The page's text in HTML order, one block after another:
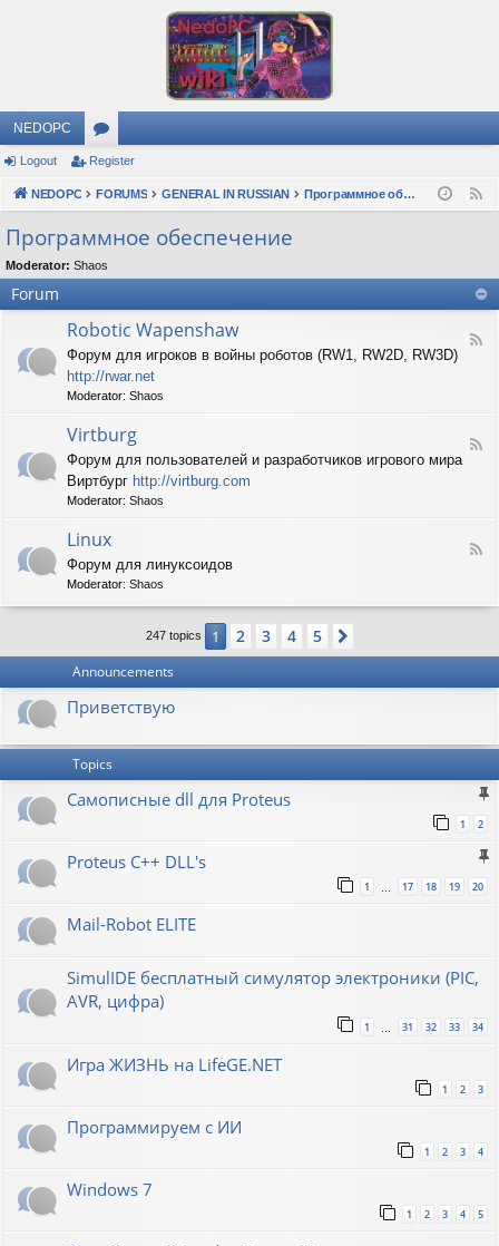
NEDOPC
or
u
s
Logout Register
NEDOPC FORUMS GENERAL IN RUSSIAN Программное обеспечение
Программное обеспечение
Moderator: Shaos
Forum
F
o
i
W
e
h
Robotic Wapenshaw
Форум для игроков в войны роботов (RW1, RW2D, RW3D)
http://rwar.net
Moderator: Shaos
F
b
g
Virtburg
Форум для пользователей и разработчиков игрового мира
Виртбург http://virtburg.com
Moderator: Shaos
F
i
u
Linux
Форум для линуксоидов
Moderator: Shaos
247 topics 1 2 3 4 5
Announcements
Приветствую
Topics
Самописные dll для Proteus
1 2
Proteus C++ DLL's
1 … 17 18 19 20
Mail-Robot ELITE
SimulIDE бесплатный симулятор электроники (PIC,
AVR, цифра)
1 31 32 33 34
Игра ЖИЗНЬ на LifeGE.NET
1 2 3
Программируем с ИИ
1 2 3 4
Windows 7
1 2 3 4 5